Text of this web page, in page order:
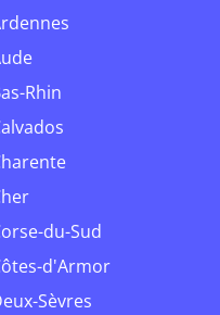
Ardennes
Aude
Bas-Rhin
Calvados
Charente
Cher
Corse-du-Sud
Côtes-d'Armor
Deux-Sèvres